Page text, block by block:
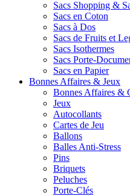
Sacs Shopping &
Sacs en Coton
Sacs à Dos
Sacs de Fruits et
Sacs Isothermes
Sacs Porte-
Sacs en Papier
Bonnes Affaires & Jeux
Bonnes Affaires &
Jeux
Autocollants
Cartes de Jeu
Ballons
Balles Anti-Stress
Pins
Briquets
Peluches
Porte-Clés